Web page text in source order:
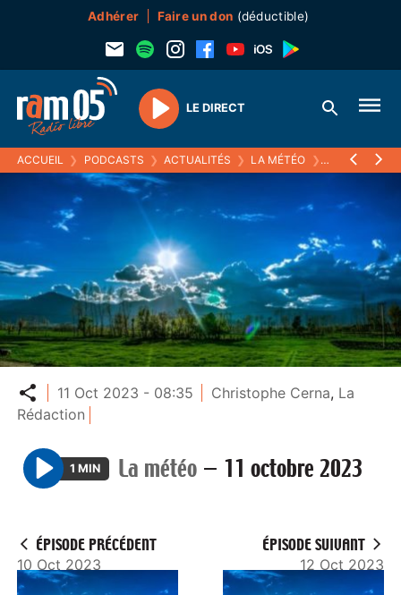
Adhérer Faire un don (déductible)
Play
LE DIRECT
ACCUEIL ❯ PODCASTS ❯ ACTUALITÉS ❯ LA MÉTÉO ❯ 11 OCTOBRE
Partager
11 Oct 2023 - 08:35 Christophe Cerna, La
Rédaction
P
y
1 MIN La météo — 11 octobre 2023
ÉPISODE PRÉCÉDENT
10 Oct 2023
ÉPISODE SUIVANT
12 Oct 2023